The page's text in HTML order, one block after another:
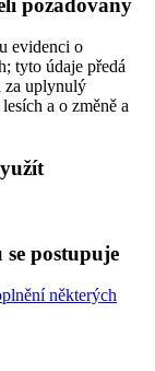
požadovány
evidenci o
tyto údaje předá
za uplynulý
a o změně a
postupuje
některých